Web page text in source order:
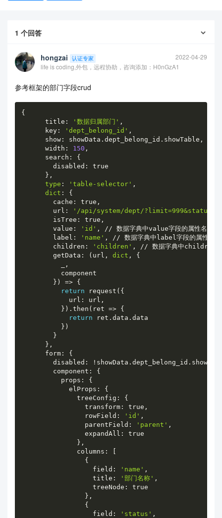
1 个回答
hongzai 认证专家
2022-04-29
life is coding,外包，远程协助，咨询添加：H0nGzA1
参考框架的部门字段crud
{
      title
: '数据归属部门' ,
      key
: 'dept_belong_id' ,
      show
: showData . dept_belong_id . showTable ,
      width
: 150 ,
      search
:
{
        disabled
:
true
} ,
type : 'table-selector' ,
dict :
{
        cache
: true ,
        url
:
'/api/system/dept/
        isTree
: true ,
        value
: 'id' , // 数据字典中value字段的属性名
        label
: 'name' , // 数据字典中label字段的属性名
        children
: 'children' , // 数据字典中children字
        getData
: ( url , dict ,
{
,
          component
} ) =>
{
return request ( {
            url
: url ,
} ) . then ( ret =>
{
return ret . data . data
} )
}
} ,
      form
:
{
        disabled
: !showData . dept_belong_id .
        component
:
{
          props
:
{
            elProps
:
{
              treeConfig
:
{
                transform
: true ,
                rowField
: 'id' ,
                parentField
: 'parent' ,
                expandAll
:
true
} ,
              columns
:
{
                  field
: 'name' ,
                  title
: '部门名称' ,
                  treeNode
:
true
} ,
{
                  field
: 'status' ,